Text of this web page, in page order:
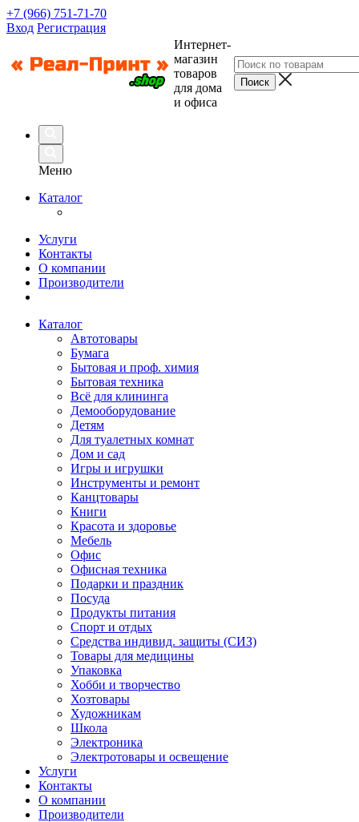
+7 (966) 751-71-70
Вход Регистрация
Интернет-
магазин
товаров
для дома
и офиса
Меню
Каталог
Услуги
Контакты
О компании
Производители
Каталог
Автотовары
Бумага
Бытовая и проф. химия
Бытовая техника
Всё для клининга
Демооборудование
Детям
Для туалетных комнат
Дом и сад
Игры и игрушки
Инструменты и ремонт
Канцтовары
Книги
Красота и здоровье
Мебель
Офис
Офисная техника
Подарки и праздник
Посуда
Продукты питания
Спорт и отдых
Средства индивид. защиты (СИЗ)
Товары для медицины
Упаковка
Хобби и творчество
Хозтовары
Художникам
Школа
Электроника
Электротовары и освещение
Услуги
Контакты
О компании
Производители